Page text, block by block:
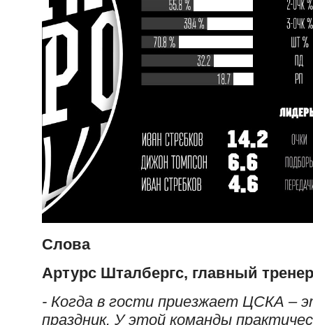
Слова
Артурс Шталбергс, главный
- Когда в гости приезжает ЦСКА –
праздник. У этой команды